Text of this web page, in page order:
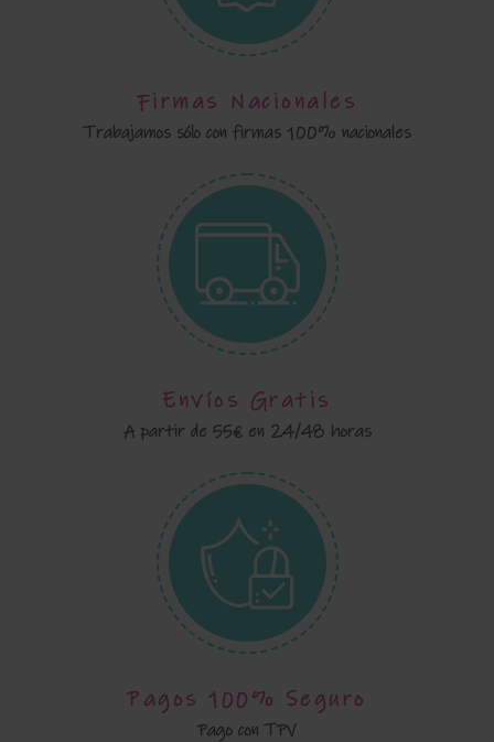
Firmas Nacionales
Trabajamos sólo con firmas 100% nacionales
Envíos Gratis
A partir de 55€ en 24/48 horas
Pagos 100% Seguro
Pago con TPV